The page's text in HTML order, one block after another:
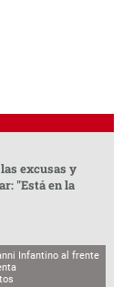
excusas y
"Está en la
Infantino al frente